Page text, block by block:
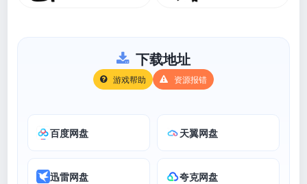
下载地址
游戏帮助 资源报错
百度网盘 天翼网盘
迅雷网盘 夸克网盘